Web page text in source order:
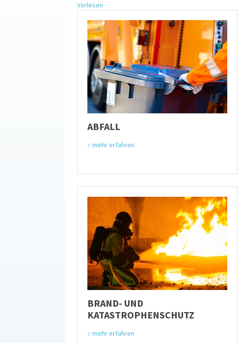
Vorlesen
ABFALL
mehr erfahren
BRAND- UND
KATASTROPHENSCHUTZ
mehr erfahren